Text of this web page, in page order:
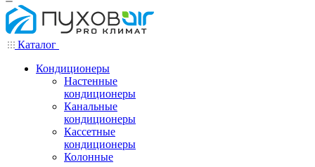
Каталог
Кондиционеры
Настенные
кондиционеры
Канальные
кондиционеры
Кассетные
кондиционеры
Колонные